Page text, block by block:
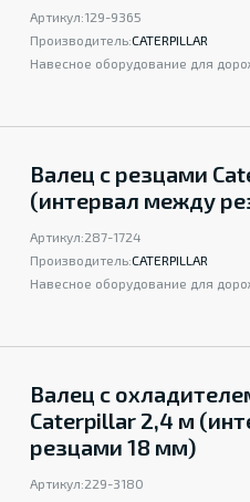
Артикул:129-9365
Производитель:CATERPILLAR
Навесное оборудование для
Валец с резцами
(интервал между
Артикул:287-1724
Производитель:CATERPILLAR
Навесное оборудование для
Валец с
Caterpillar 2,4 м
резцами 18 мм)
Артикул:229-3180